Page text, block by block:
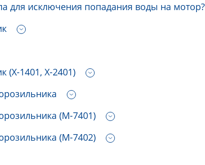
для исключения попадания воды на мотор?
(Х-1401, Х-2401)
морозильника
(М-7401)
(М-7402)